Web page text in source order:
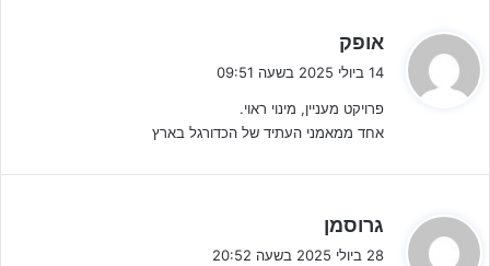
מי שיוביל מקצועית את המועדון המאוחד הוא רועי לוי
לוי רוצה להביא לבית"ר ת"א חולון את כל האני מאמין שלו "אנחנו רוצים
אופק
ב
:
14 ביולי 2025 בשעה 09:51
פרויקט מעניין, מינוי ראוי.
אחד ממאמני העתיד של הכדורגל בארץ
גרוסמן
ג
28 ביולי 2025 בשעה 20:52